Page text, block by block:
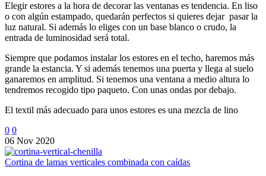
Elegir estores a la hora de decorar las ventanas es tendencia. En liso
o con algún estampado, quedarán perfectos si quieres dejar pasar la
luz natural. Si además lo eliges con un base blanco o crudo, la
entrada de luminosidad será total.
Siempre que podamos instalar los estores en el techo, haremos más
grande la estancia. Y si además tenemos una puerta y llega al suelo
ganaremos en amplitud. Si tenemos una ventana a medio altura lo
tendremos recogido tipo paqueto. Con unas ondas por debajo.
El textil más adecuado para unos estores es una mezcla de lino
0 0
06 Nov 2020
Cortina de lamas verticales combinada con caídas